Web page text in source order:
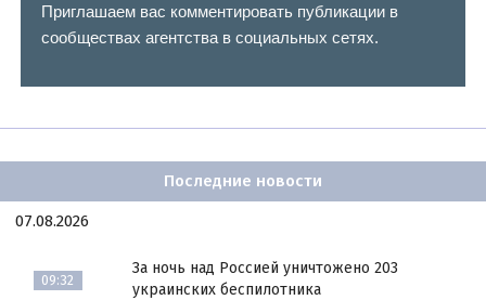
Приглашаем вас комментировать публикации в
сообществах агентства в социальных сетях.
Последние новости
07.08.2026
09:32
За ночь над Россией уничтожено 203
украинских беспилотника